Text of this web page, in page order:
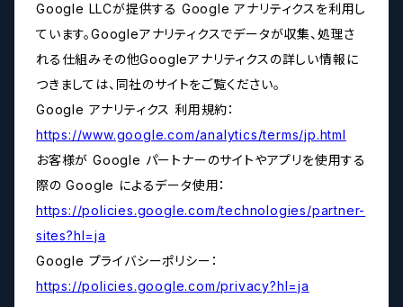
Google LLCが提供する Google アナリティクスを利用し
ています。Googleアナリティクスでデータが収集、処理さ
れる仕組みその他Googleアナリティクスの詳しい情報に
つきましては、同社のサイトをご覧ください。
Google アナリティクス 利用規約：
https://www.google.com/analytics/terms/jp.html
お客様が Google パートナーのサイトやアプリを使用する
際の Google によるデータ使用：
https://policies.google.com/technologies/partner-
sites?hl=ja
Google プライバシーポリシー：
https://policies.google.com/privacy?hl=ja